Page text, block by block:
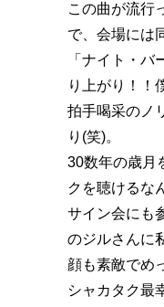
この曲が流行
で、会場には
「ナイト・
り上がり！！
拍手喝采のノ
り(笑)。
30数年の歳月
クを聴けるな
サイン会にも
のジルさんに
顔も素敵でめ
シャカタク最